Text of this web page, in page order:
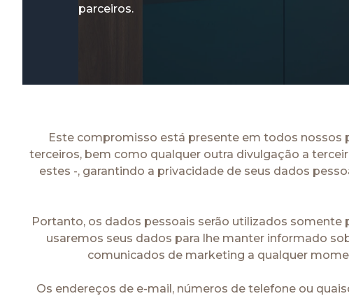
parceiros.
Este compromisso está presente em todos nossos
terceiros, bem como qualquer outra divulgação a
estes -, garantindo a privacidade de seus dados
Portanto, os dados pessoais serão utilizados
usaremos seus dados para lhe manter informado
comunicados de marketing a qualquer
Os endereços de e-mail, números de telefone ou